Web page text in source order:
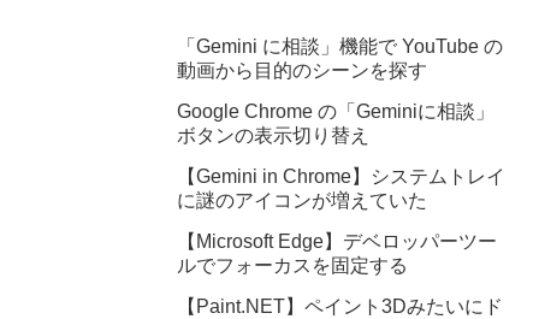
「Gemini に相談」機能で YouTube の
動画から目的のシーンを探す
Google Chrome の「Geminiに相談」
ボタンの表示切り替え
【Gemini in Chrome】システムトレイ
に謎のアイコンが増えていた
【Microsoft Edge】デベロッパーツー
ルでフォーカスを固定する
【Paint.NET】ペイント3Dみたいにド